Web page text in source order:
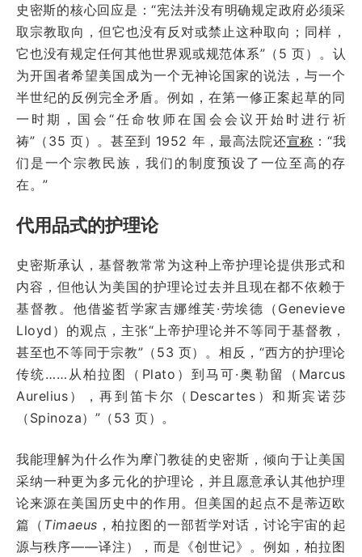
史密斯的核心回应是：“宪法并没有明确规定政府必须采
取宗教取向，但它也没有反对或禁止这种取向；同样，
它也没有规定任何其他世界观或规范体系”（5 页）。认
为开国者希望美国成为一个无神论国家的说法，与一个
半世纪的反例完全矛盾。例如，在第一修正案起草的同
一时期，国会“任命牧师在国会会议开始时进行祈
祷”（35 页）。甚至到 1952 年，最高法院还宣称 ：“我
们是一个宗教民族，我们的制度预设了一位至高的存
在。”
代用品式的护理论
史密斯承认，基督教常常为这种上帝护理论提供形式和
内容，但他认为美国的护理论过去并且现在都不依赖于
基督教。他借鉴哲学家吉娜维芙·劳埃德（Genevieve
Lloyd）的观点，主张“上帝护理论并不等同于基督教，
甚至也不等同于宗教”（53 页）。相反，“西方的护理论
传统……从柏拉图（Plato）到马可·奥勒留（Marcus
Aurelius），再到笛卡尔（Descartes）和斯宾诺莎
（Spinoza）”（53 页）。
我能理解为什么作为摩门教徒的史密斯，倾向于让美国
采纳一种更为多元化的护理论，并且愿意承认其他护理
论来源在美国历史中的作用。但美国的起点不是蒂迈欧
篇（ Timaeus ，柏拉图的一部哲学对话，讨论宇宙的起
源与秩序——译注），而是《创世记》。例如，柏拉图